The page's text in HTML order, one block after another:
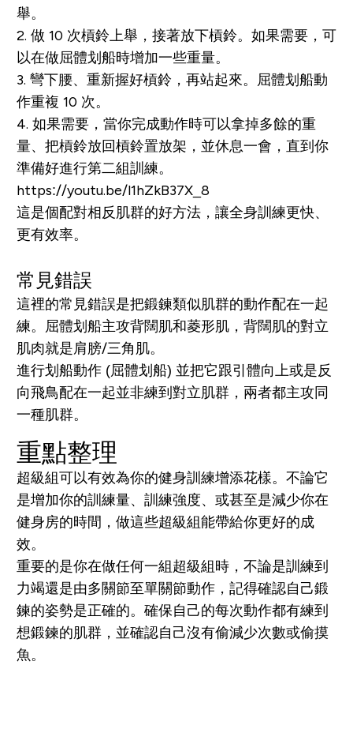
舉。
2. 做 10 次槓鈴上舉，接著放下槓鈴。如果需要，可
以在做屈體划船時增加一些重量。
3. 彎下腰、重新握好槓鈴，再站起來。屈體划船動
作重複 10 次。
4. 如果需要，當你完成動作時可以拿掉多餘的重
量、把槓鈴放回槓鈴置放架，並休息一會，直到你
準備好進行第二組訓練。
https://youtu.be/l1hZkB37X_8
這是個配對相反肌群的好方法，讓全身訓練更快、
更有效率。
常見錯誤
這裡的常見錯誤是把鍛鍊類似肌群的動作配在一起
練。屈體划船主攻背闊肌和菱形肌，背闊肌的對立
肌肉就是肩膀/三角肌。
進行划船動作 (屈體划船) 並把它跟引體向上或是反
向飛鳥配在一起並非練到對立肌群，兩者都主攻同
一種肌群。
重點整理
超級組可以有效為你的健身訓練增添花樣。不論它
是增加你的訓練量、訓練強度、或甚至是減少你在
健身房的時間，做這些超級組能帶給你更好的成
效。
重要的是你在做任何一組超級組時，不論是訓練到
力竭還是由多關節至單關節動作，記得確認自己鍛
鍊的姿勢是正確的。確保自己的每次動作都有練到
想鍛鍊的肌群，並確認自己沒有偷減少次數或偷摸
魚。